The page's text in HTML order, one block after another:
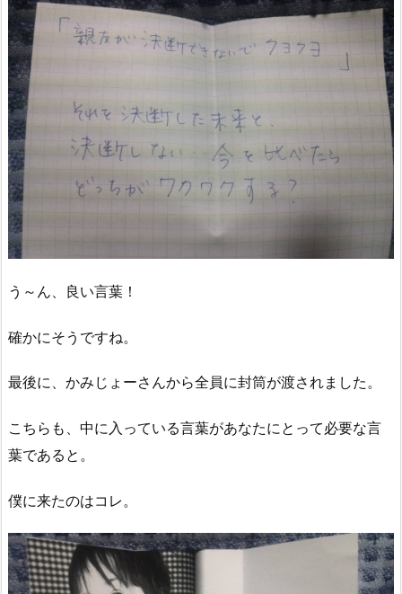
う～ん、良い言葉！
確かにそうですね。
最後に、かみじょーさんから全員に封筒が渡されました。
こちらも、中に入っている言葉があなたにとって必要な言
葉であると。
僕に来たのはコレ。